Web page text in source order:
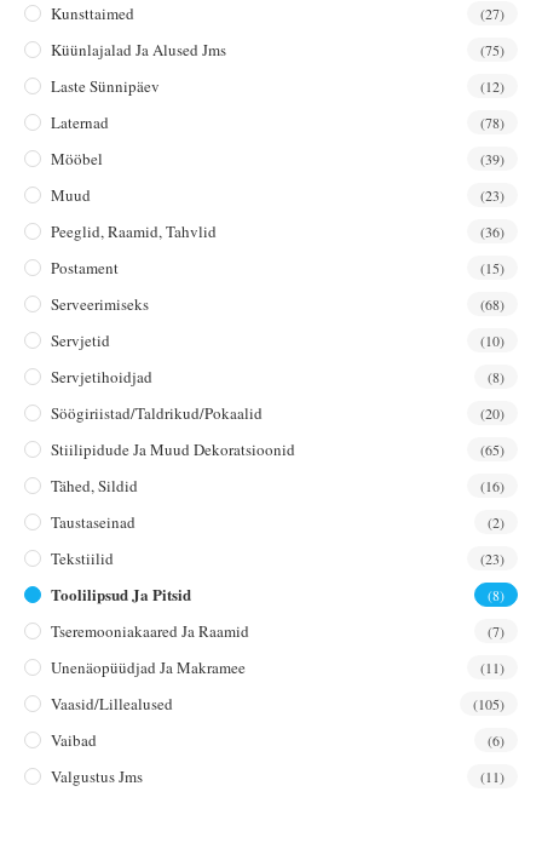
Kunsttaimed (27)
Küünlajalad Ja Alused Jms (75)
Laste Sünnipäev (12)
Laternad (78)
Mööbel (39)
Muud (23)
Peeglid, Raamid, Tahvlid (36)
Postament (15)
Serveerimiseks (68)
Servjetid (10)
Servjetihoidjad (8)
Söögiriistad/taldrikud/pokaalid (20)
Stiilipidude Ja Muud Dekoratsioonid (65)
Tähed, Sildid (16)
Taustaseinad (2)
Tekstiilid (23)
Toolilipsud Ja Pitsid (8)
Tseremooniakaared Ja Raamid (7)
Unenäopüüdjad Ja Makramee (11)
Vaasid/lillealused (105)
Vaibad (6)
Valgustus Jms (11)